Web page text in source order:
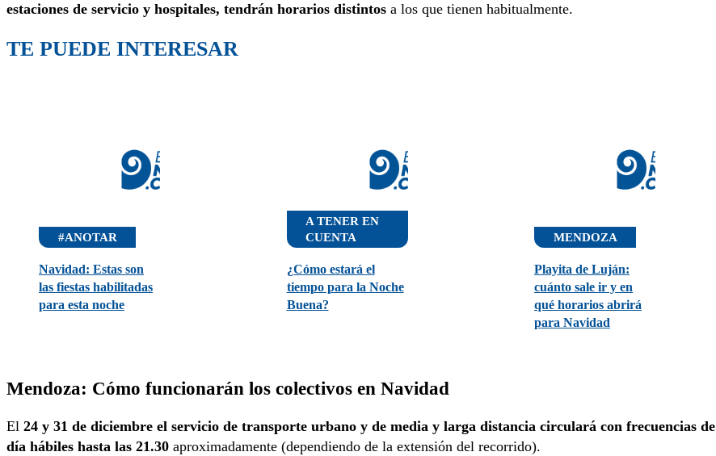
estaciones de servicio y hospitales, tendrán horarios distintos a los que tienen habitualmente.
TE PUEDE INTERESAR
#ANOTAR
Navidad: Estas son
las fiestas habilitadas
para esta noche
A TENER EN
CUENTA
¿Cómo estará el
tiempo para la Noche
Buena?
MENDOZA
Playita de Luján:
cuánto sale ir y en
qué horarios abrirá
para Navidad
Mendoza: Cómo funcionarán los colectivos en Navidad
El 24 y 31 de diciembre el servicio de transporte urbano y de media y larga distancia circulará con frecuencias de
día hábiles hasta las 21.30 aproximadamente (dependiendo de la extensión del recorrido).